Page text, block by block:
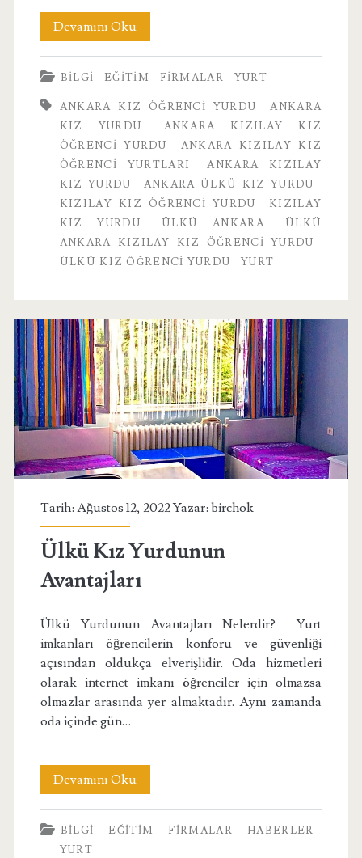
Devamını OkuKızılay
Kız
Yurdu
Ankara
BILGI EĞITIM FIRMALAR YURT
ANKARA KIZ ÖĞRENCI YURDU
ANKARA
KIZ YURDU
ANKARA KIZILAY KIZ
ÖĞRENCI YURDU
ANKARA KIZILAY KIZ
ÖĞRENCI YURTLARI
ANKARA KIZILAY
KIZ YURDU
ANKARA ÜLKÜ KIZ YURDU
KIZILAY KIZ ÖĞRENCI YURDU
KIZILAY
KIZ YURDU
ÜLKÜ ANKARA
ÜLKÜ
ANKARA KIZILAY KIZ ÖĞRENCI YURDU
ÜLKÜ KIZ ÖĞRENCI YURDU
YURT
Tarih: Ağustos 12, 2022 Yazar: birchok
Ülkü Kız Yurdunun
Avantajları
Ülkü Yurdunun Avantajları Nelerdir? Yurt
imkanları öğrencilerin konforu ve güvenliği
açısından oldukça elverişlidir. Oda hizmetleri
olarak internet imkanı öğrenciler için olmazsa
olmazlar arasında yer almaktadır. Aynı zamanda
oda içinde gün…
Devamını OkuÜlkü
Kız
Yurdunun
BILGI EĞITIM FIRMALAR
HABERLER
YURT